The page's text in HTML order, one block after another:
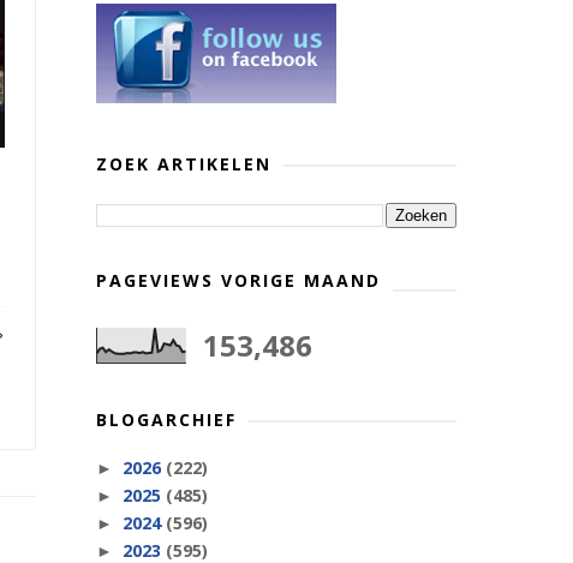
ZOEK ARTIKELEN
PAGEVIEWS VORIGE MAAND
153,486
BLOGARCHIEF
► 2026 (222)
► 2025 (485)
► 2024 (596)
► 2023 (595)